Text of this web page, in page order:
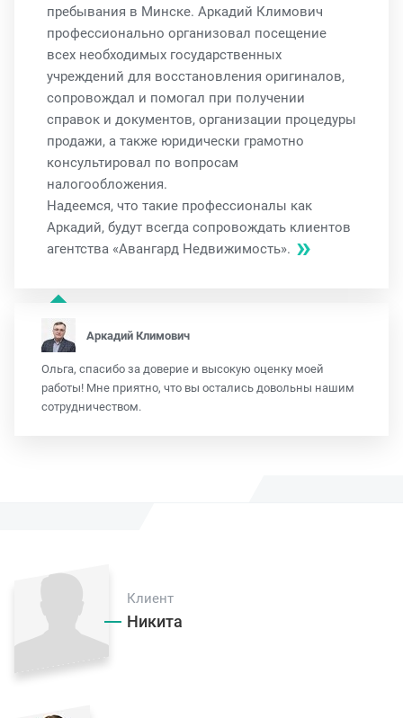
пребывания в Минске. Аркадий Климович
профессионально организовал посещение
всех необходимых государственных
учреждений для восстановления оригиналов,
сопровождал и помогал при получении
справок и документов, организации процедуры
продажи, а также юридически грамотно
консультировал по вопросам
налогообложения.
Надеемся, что такие профессионалы как
Аркадий, будут всегда сопровождать клиентов
агентства «Авангард Недвижимость».
Аркадий Климович
Ольга, спасибо за доверие и высокую оценку моей
работы! Мне приятно, что вы остались довольны нашим
сотрудничеством.
Клиент
Никита